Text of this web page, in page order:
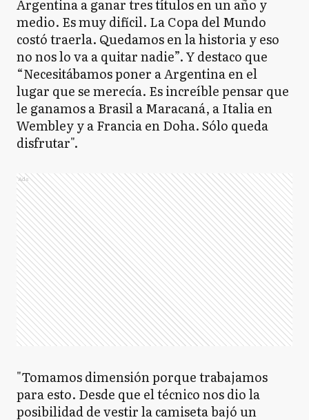
Argentina a ganar tres títulos en un año y
medio. Es muy difícil. La Copa del Mundo
costó traerla. Quedamos en la historia y eso
no nos lo va a quitar nadie”. Y destaco que
“Necesitábamos poner a Argentina en el
lugar que se merecía. Es increíble pensar que
le ganamos a Brasil a Maracaná, a Italia en
Wembley y a Francia en Doha. Sólo queda
disfrutar".
Ads
"Tomamos dimensión porque trabajamos
para esto. Desde que el técnico nos dio la
posibilidad de vestir la camiseta bajó un